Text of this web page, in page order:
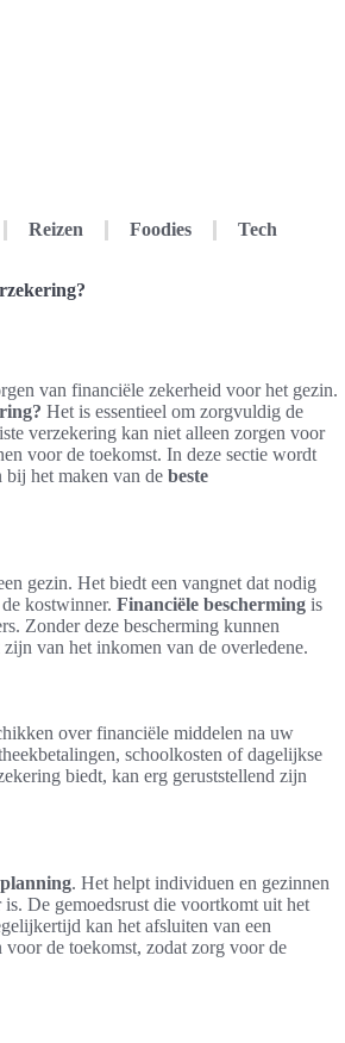
Reizen Foodies Tech
van financiële zekerheid voor het gezin.
Het is essentieel om zorgvuldig de
verzekering kan niet alleen zorgen voor
voor de toekomst. In deze sectie wordt
bij het maken van de beste
gezin. Het biedt een vangnet dat nodig
kostwinner. Financiële bescherming is
Zonder deze bescherming kunnen
van het inkomen van de overledene.
over financiële middelen na uw
schoolkosten of dagelijkse
biedt, kan erg geruststellend zijn
. Het helpt individuen en gezinnen
De gemoedsrust die voortkomt uit het
kan het afsluiten van een
de toekomst, zodat zorg voor de